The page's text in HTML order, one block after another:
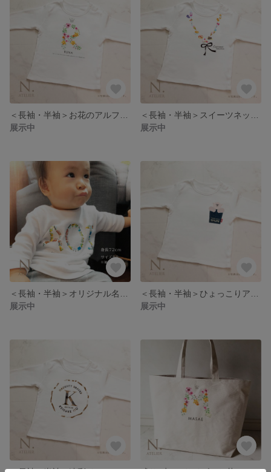
展示中
展示中
展示中
展示中